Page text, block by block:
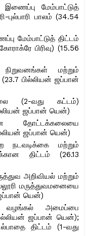
மேம்பாட்டுத்
புல்பாரி பாலம் (34.54
மேம்பாட்டுத் திட்டம்
பிரிவு) (15.56
நிறுவனங்கள் மற்றும்
பில்லியன் ஜப்பான்
(2-வது கட்டம்)
ஜப்பான் யென்)
தோட்டக்கலையை
ஜப்பான் யென்)
நடவடிக்கை மற்றும்
திட்டம் (26.13
அறிவியல் மற்றும்
மருத்துவமனையை
ஜப்பான் யென்)
வழங்கல் அமைப்பை
ஜப்பான் யென்);
திட்டம் (1-வது